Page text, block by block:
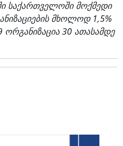
საქართველოში მოქმედი
მხოლოდ 1,5%
30 ათასამდე